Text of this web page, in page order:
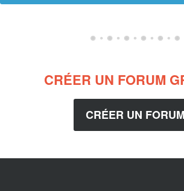
CRÉER UN FORUM
CRÉER UN FORUM